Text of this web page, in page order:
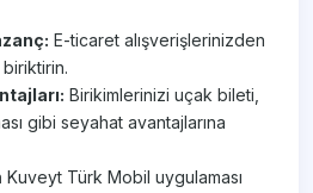
E-ticaret alışverişlerinizden
Birikimlerinizi uçak bileti,
gibi seyahat avantajlarına
Kuveyt Türk Mobil uygulaması